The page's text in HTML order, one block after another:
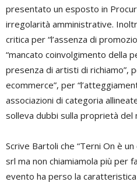
presentato un esposto in
irregolarità amministrative.
critica per “l’assenza di
“mancato coinvolgimento della
presenza di artisti di richiamo”,
ecommerce”, per
associazioni di categoria
solleva dubbi sulla proprietà del
Scrive Bartoli che “Terni On è
srl ma non chiamiamola più per
evento ha perso la